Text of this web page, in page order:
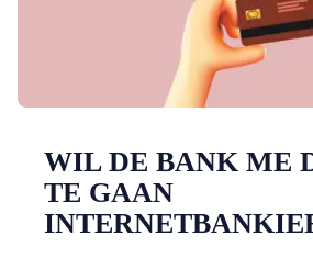
WIL DE BANK ME
TE GAAN